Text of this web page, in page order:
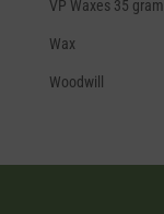
VP Waxes 35 gram
Wax
Woodwill